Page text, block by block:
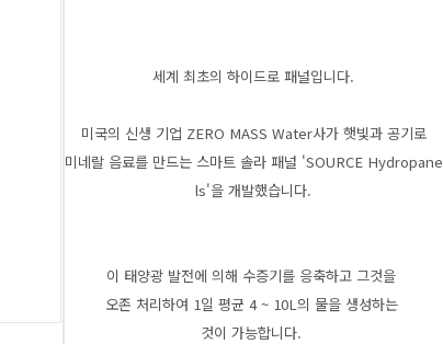
세계 최초의 하이드로 패널입니다.
미국의 신생 기업 ZERO MASS Water사가 햇빛과 공기로
미네랄 음료를 만드는 스마트 솔라 패널 'SOURCE Hydropane
ls'을 개발했습니다.
이 태양광 발전에 의해 수증기를 응축하고 그것을
오존 처리하여 1일 평균 4 ~ 10L의 물을 생성하는
것이 가능합니다.